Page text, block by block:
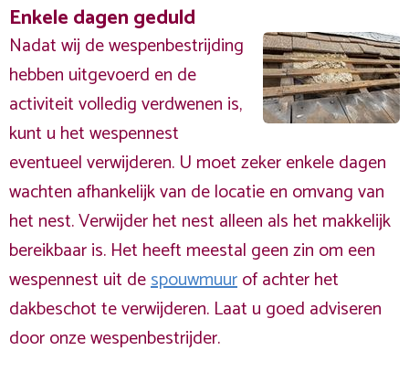
Enkele dagen geduld
Nadat wij de wespenbestrijding
hebben uitgevoerd en de
activiteit volledig verdwenen is,
kunt u het wespennest
eventueel verwijderen. U moet zeker enkele dagen
wachten afhankelijk van de locatie en omvang van
het nest. Verwijder het nest alleen als het makkelijk
bereikbaar is. Het heeft meestal geen zin om een
wespennest uit despouwmuurof achter het
dakbeschot te verwijderen. Laat u goed adviseren
door onze wespenbestrijder.